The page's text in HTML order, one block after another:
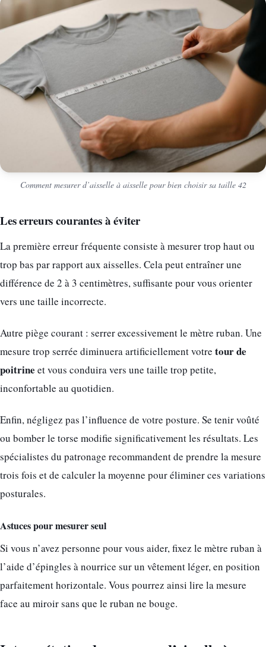
Comment mesurer d’aisselle à aisselle pour bien choisir sa taille 42
Les erreurs courantes à éviter
La première erreur fréquente consiste à mesurer trop haut ou
trop bas par rapport aux aisselles. Cela peut entraîner une
différence de 2 à 3 centimètres, suffisante pour vous orienter
vers une taille incorrecte.
Autre piège courant : serrer excessivement le mètre ruban. Une
mesure trop serrée diminuera artificiellement votre tour de
poitrine et vous conduira vers une taille trop petite,
inconfortable au quotidien.
Enfin, négligez pas l’influence de votre posture. Se tenir voûté
ou bomber le torse modifie significativement les résultats. Les
spécialistes du patronage recommandent de prendre la mesure
trois fois et de calculer la moyenne pour éliminer ces variations
posturales.
Astuces pour mesurer seul
Si vous n’avez personne pour vous aider, fixez le mètre ruban à
l’aide d’épingles à nourrice sur un vêtement léger, en position
parfaitement horizontale. Vous pourrez ainsi lire la mesure
face au miroir sans que le ruban ne bouge.